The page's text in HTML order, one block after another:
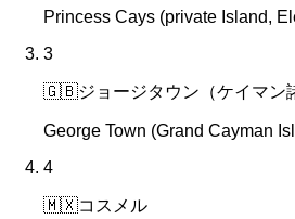
Princess Cays (private Island,
3
🇬🇧ジョージタウン（ケイマン
George Town (Grand Cayman
4
🇲🇽コスメル